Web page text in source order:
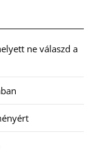
ne válaszd a